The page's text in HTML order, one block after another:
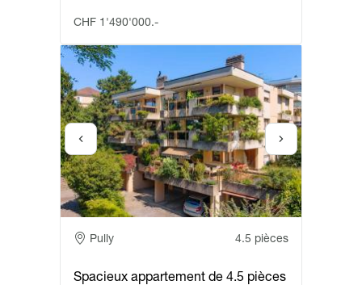
CHF 1'490'000.-
Adresse
Pully 4.5 pièces
Spacieux appartement de 4.5 pièces